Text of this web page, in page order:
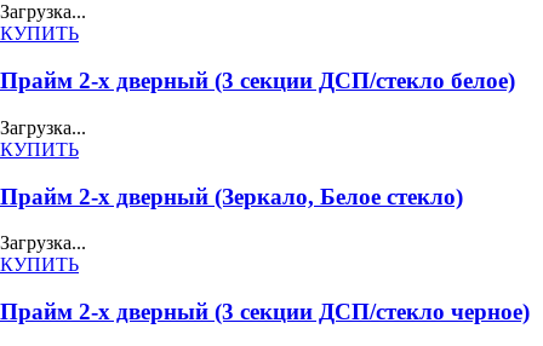
Загрузка...
КУПИТЬ
Прайм 2-х дверный (3 секции ДСП/стекло белое)
Загрузка...
КУПИТЬ
Прайм 2-х дверный (Зеркало, Белое стекло)
Загрузка...
КУПИТЬ
Прайм 2-х дверный (3 секции ДСП/стекло черное)